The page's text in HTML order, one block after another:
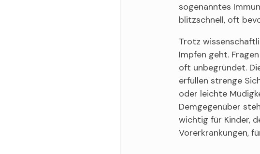
sogenanntes
blitzschnell, oft
Trotz
Impfen geht.
oft unbegründet.
erfüllen strenge
oder leichte
Demgegenüber
wichtig für Kinder,
Vorerkrankungen,